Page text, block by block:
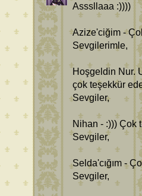
Asssllaaa :))))
Azize'ciğim -
Sevgilerimle,
Hoşgeldin Nur.
çok teşekkür
Sevgiler,
Nihan - :))) Çok
Sevgiler,
Selda'cığım -
Sevgiler,